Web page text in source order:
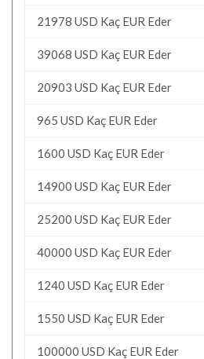
21978 USD Kaç EUR Eder
39068 USD Kaç EUR Eder
20903 USD Kaç EUR Eder
965 USD Kaç EUR Eder
1600 USD Kaç EUR Eder
14900 USD Kaç EUR Eder
25200 USD Kaç EUR Eder
40000 USD Kaç EUR Eder
1240 USD Kaç EUR Eder
1550 USD Kaç EUR Eder
100000 USD Kaç EUR Eder